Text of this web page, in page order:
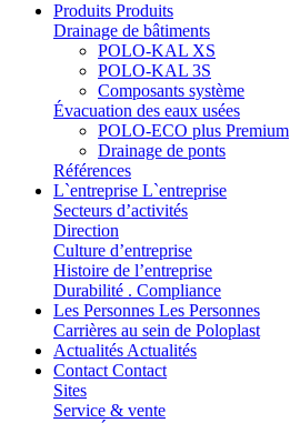
Produits Produits
Drainage de bâtiments
POLO-KAL XS
POLO-KAL 3S
Composants système
Évacuation des eaux usées
POLO-ECO plus Premium
Drainage de ponts
Références
L`entreprise L`entreprise
Secteurs d’activités
Direction
Culture d’entreprise
Histoire de l’entreprise
Durabilité . Compliance
Les Personnes Les Personnes
Carrières au sein de Poloplast
Actualités Actualités
Contact Contact
Sites
Service & vente